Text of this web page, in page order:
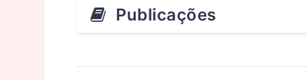
Publicações